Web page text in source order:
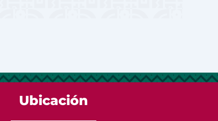
Ubicación